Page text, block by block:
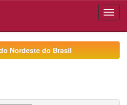
Nordeste do Brasil